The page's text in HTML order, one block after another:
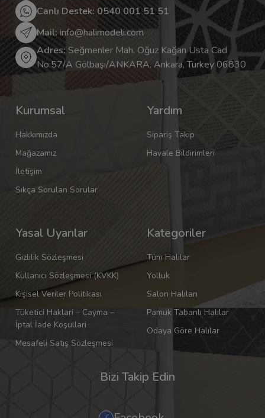
Canlı Destek: 0540 001 51 51
Mail:info@halimodeli.com
Adres: Seğmenler Mah. Oğuz Kağan Usta Cad
No:57/A Gölbaşı/ANKARA, Ankara, Turkey 06830
Kurumsal
Hakkımızda
Mağazamız
İletişim
Sıkça Sorulan Sorular
Yardım
Sipariş Takip
Havale Bildirimleri
Yasal Uyarılar
Gizlilik Sözleşmesi
Kullanıcı Sözleşmesi (KVKK)
Kişisel Veriler Politikası
Tüketici Haklari – Cayma –
İptal İade Koşullari
Mesafeli Satış Sözleşmesi
Kategoriler
Tüm Halılar
Yolluk
Salon Halıları
Pamuk Tabanlı Halılar
Odaya Göre Halılar
Bizi Takip Edin